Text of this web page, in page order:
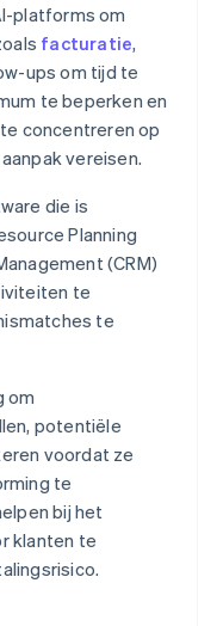
platforms om
facturatie,
ups om tijd te
te beperken en
concentreren op
vereisen.
die is
Planning
(CRM)
te
te
om
potentiële
voordat ze
te
bij het
klanten te